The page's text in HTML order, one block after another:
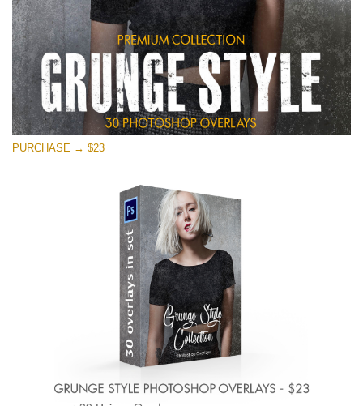
PURCHASE → $23